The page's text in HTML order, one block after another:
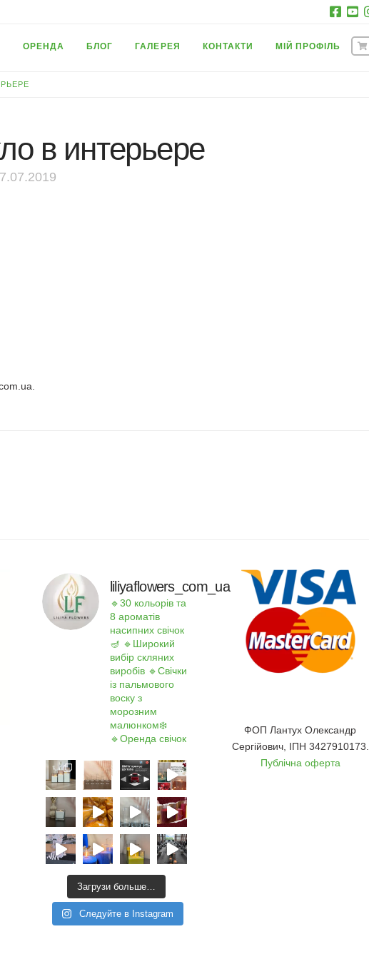
ОРЕНДА БЛОГ ГАЛЕРЕЯ КОНТАКТИ МІЙ ПРОФІЛЬ
в интерьере
liliyaflowers_com_ua
🔹30 кольорів та
8 ароматів
насипних свічок
🪔 🔹Широкий
вибір скляних
виробів🔹Свічки
із пальмового
воску з
морозним
малюнком❄️
🔹Оренда свічок
Загрузи больше…
Следуйте в Instagram
ФОП Лантух Олександр
Сергійович, ІПН 3427910173.
Публічна оферта